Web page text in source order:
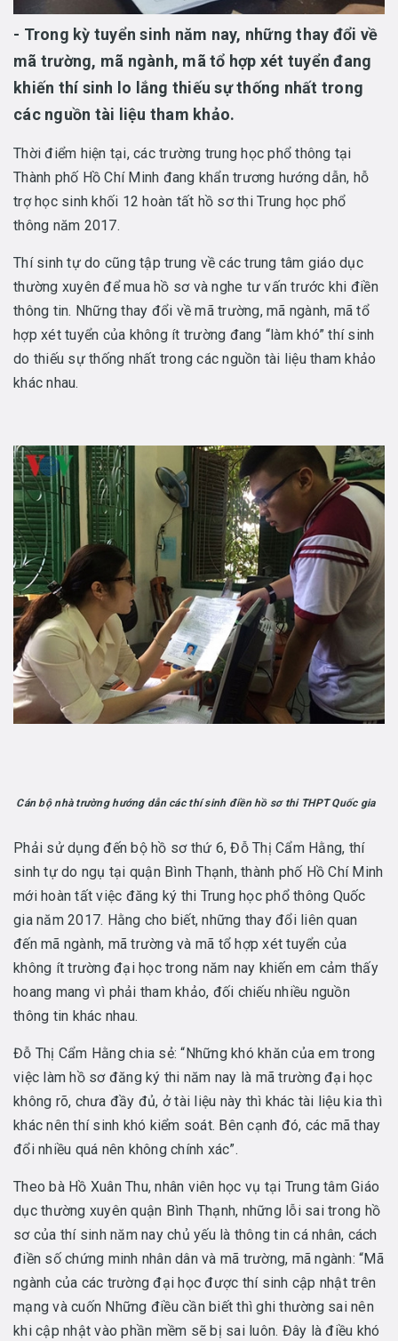
- Trong kỳ tuyển sinh năm nay, những thay đổi về
mã trường, mã ngành, mã tổ hợp xét tuyển đang
khiến thí sinh lo lắng thiếu sự thống nhất trong
các nguồn tài liệu tham khảo.
Thời điểm hiện tại, các trường trung học phổ thông tại
Thành phố Hồ Chí Minh đang khẩn trương hướng dẫn, hỗ
trợ học sinh khối 12 hoàn tất hồ sơ thi Trung học phổ
thông năm 2017.
Thí sinh tự do cũng tập trung về các trung tâm giáo dục
thường xuyên để mua hồ sơ và nghe tư vấn trước khi điền
thông tin. Những thay đổi về mã trường, mã ngành, mã tổ
hợp xét tuyển của không ít trường đang “làm khó” thí sinh
do thiếu sự thống nhất trong các nguồn tài liệu tham khảo
khác nhau.
Cán bộ nhà trường hướng dẫn các thí sinh điền hồ sơ thi THPT Quốc gia
Phải sử dụng đến bộ hồ sơ thứ 6, Đỗ Thị Cẩm Hằng, thí
sinh tự do ngụ tại quận Bình Thạnh, thành phố Hồ Chí Minh
mới hoàn tất việc đăng ký thi Trung học phổ thông Quốc
gia năm 2017. Hằng cho biết, những thay đổi liên quan
đến mã ngành, mã trường và mã tổ hợp xét tuyển của
không ít trường đại học trong năm nay khiến em cảm thấy
hoang mang vì phải tham khảo, đối chiếu nhiều nguồn
thông tin khác nhau.
Đỗ Thị Cẩm Hằng chia sẻ: “Những khó khăn của em trong
việc làm hồ sơ đăng ký thi năm nay là mã trường đại học
không rõ, chưa đầy đủ, ở tài liệu này thì khác tài liệu kia thì
khác nên thí sinh khó kiểm soát. Bên cạnh đó, các mã thay
đổi nhiều quá nên không chính xác”.
Theo bà Hồ Xuân Thu, nhân viên học vụ tại Trung tâm Giáo
dục thường xuyên quận Bình Thạnh, những lỗi sai trong hồ
sơ của thí sinh năm nay chủ yếu là thông tin cá nhân, cách
điền số chứng minh nhân dân và mã trường, mã ngành: “Mã
ngành của các trường đại học được thí sinh cập nhật trên
mạng và cuốn Những điều cần biết thì ghi thường sai nên
khi cập nhật vào phần mềm sẽ bị sai luôn. Đây là điều khó